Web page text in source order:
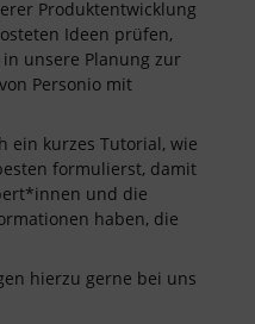
Produktentwicklung
Ideen prüfen,
unsere Planung zur
Personio mit
ein kurzes Tutorial, wie
formulierst, damit
und die
haben, die
hierzu gerne bei uns